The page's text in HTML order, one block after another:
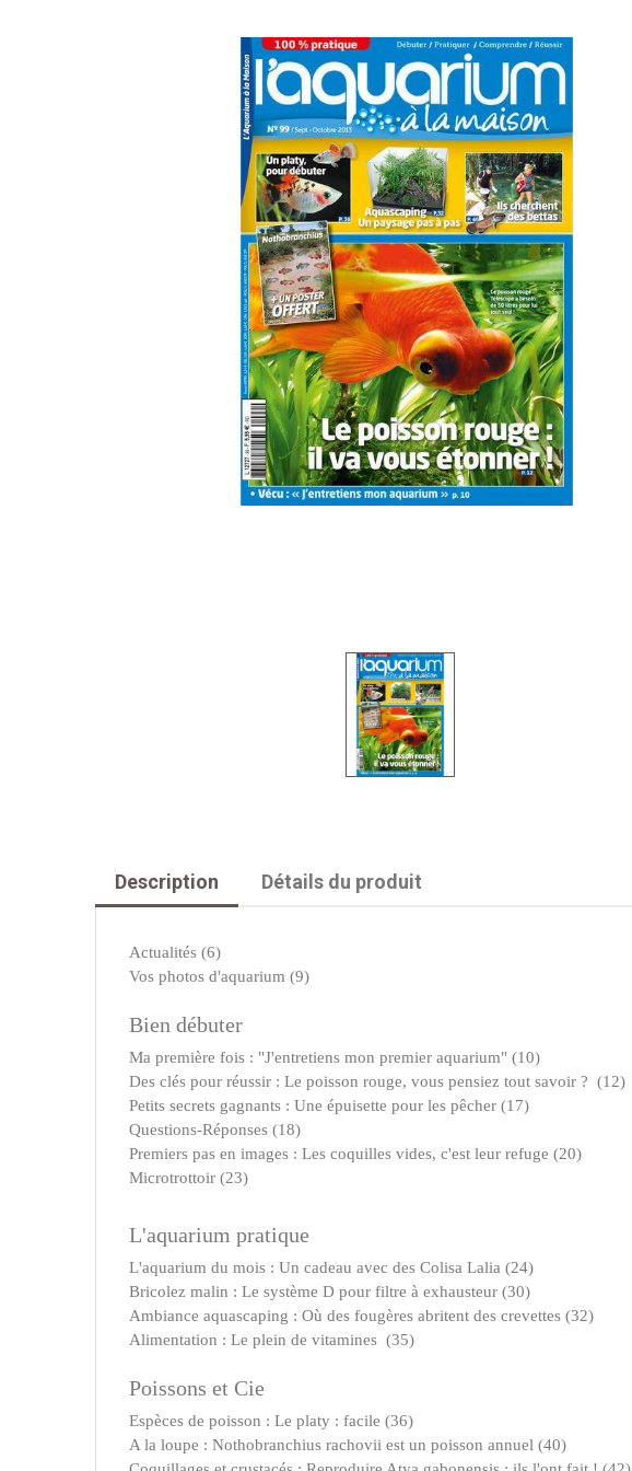
Description Détails du produit
Actualités (6)
Vos photos d'aquarium (9)
Bien débuter
Ma première fois : "J'entretiens mon premier aquarium" (10)
Des clés pour réussir : Le poisson rouge, vous pensiez tout savoir ? (12)
Petits secrets gagnants : Une épuisette pour les pêcher (17)
Questions-Réponses (18)
Premiers pas en images : Les coquilles vides, c'est leur refuge (20)
Microtrottoir (23)
L'aquarium pratique
L'aquarium du mois : Un cadeau avec des Colisa Lalia (24)
Bricolez malin : Le système D pour filtre à exhausteur (30)
Ambiance aquascaping : Où des fougères abritent des crevettes (32)
Alimentation : Le plein de vitamines (35)
Poissons et Cie
Espèces de poisson : Le platy : facile (36)
A la loupe : Nothobranchius rachovii est un poisson annuel (40)